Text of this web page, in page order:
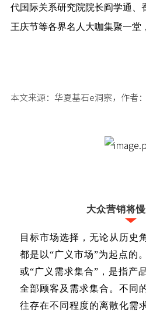
代国际关系研究院院长阎学通、
王庆节等各界名人大咖集聚一堂
本文来源：华夏基石e洞察，作者
大众营销将
目标市场选择，无论从历史
都是以“广义市场”为起点的
或“广义需求集合”，是指产
全部顾客及需求集合。不同
往存在不同程度的离散化需